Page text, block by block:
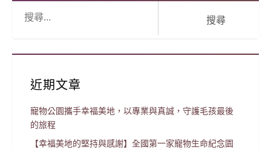
近期文章
寵物公園攜手幸福美地，以專業與真誠，守護毛孩最後
的旅程
【幸福美地的堅持與感謝】全國第一家寵物生命紀念園